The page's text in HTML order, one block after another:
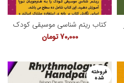
کتاب ریتم شناسی موسیقی کودک
70,000 تومان
فروخته
شده